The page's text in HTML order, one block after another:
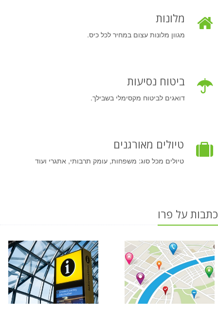
מלונות
מגוון מלונות עצום במחיר לכל כיס.
ביטוח נסיעות
דואגים לביטוח מקסימלי בשבילך.
טיולים מאורגנים
טיולים מכל סוג: משפחות, עומק תרבותי, אתגרי ועוד
כתבות על פרו